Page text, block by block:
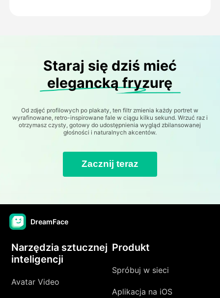
Staraj się dziś mieć
elegancką fryzurę
Od zdjęć profilowych po plakaty, ten filtr zmienia każdy portret w
wyrafinowane, retro-inspirowane fale w ciągu kilku sekund. Wrzuć raz i
otrzymasz czysty, gotowy do udostępnienia wygląd zbilansowanej
głośności i naturalnych akcentów.
Zacznij teraz
DreamFace
Narzędzia sztucznej
inteligencji
Avatar Video
Produkt
Spróbuj w sieci
Aplikacja na iOS